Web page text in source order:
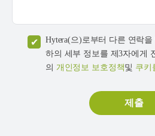
Hytera(으)로부터 다른 연락
하의 세부 정보를 제3자에게
의 개인정보 보호정책및 쿠키